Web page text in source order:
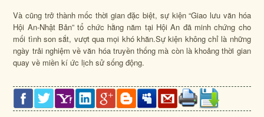
Và cũng trở thành mốc thời gian đặc biệt, sự kiện “Giao lưu văn hóa
Hội An-Nhật Bản” tổ chức hằng năm tại Hội An đã minh chứng cho
mối tình son sắt, vượt qua mọi khó khăn.Sự kiện không chỉ là những
ngày trải nghiệm về văn hóa truyền thống mà còn là khoảng thời gian
quay về miền kí ức lịch sử sống động.